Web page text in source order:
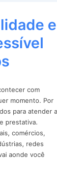
e
com
momento. Por
para atender a
prestativa.
comércios,
redes
aonde você